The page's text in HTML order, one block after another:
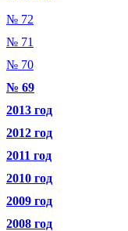
№ 72
№ 71
№ 70
№ 69
2013 год
2012 год
2011 год
2010 год
2009 год
2008 год